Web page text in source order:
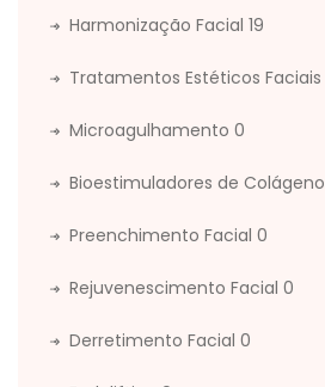
Harmonização Facial 19
Tratamentos Estéticos Faciais
Microagulhamento 0
Bioestimuladores de Colágeno
Preenchimento Facial 0
Rejuvenescimento Facial 0
Derretimento Facial 0